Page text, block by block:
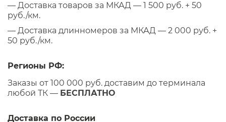
— Доставка товаров за МКАД — 1 500 руб. + 50
руб./км.
— Доставка длинномеров за МКАД — 2 000 руб. +
50 руб./км.
Регионы РФ:
Заказы от 100 000 руб. доставим до терминала
любой ТК — БЕСПЛАТНО
Доставка по России